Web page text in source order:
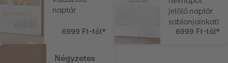
naptár
6999 Ft-tól*
jelölő naptár
sablonjainkat!
6999 Ft-tól*
Négyzetes